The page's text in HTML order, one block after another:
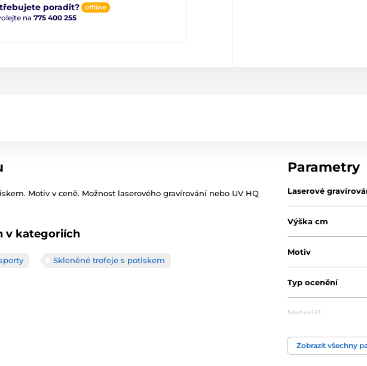
poradit? offline
na 775 400 255
Motiv v ceně. Možnost laserového gravírování nebo UV HQ
v kategoriích
Skleněné trofeje s potiskem
Parametry
Laserové
Výška cm
Motiv
Typ ocenění
Materiál
Zobrazit všechny